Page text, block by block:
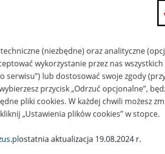
składanie wniosków i otrzymywanie
zadawanie pytań i otrzymywanie
Jeśli jesteś osobą ubezpieczoną (np.
możesz sprawdzić swoje dane
masz dostęp do informacji o stanie
masz dostęp do informacji o
Jeśli jesteś płatnikiem składek (np.
możesz skorzystać z aplikacji
ubezpieczeń, wypełnisz i
ZUS,
możesz złożyć wniosek o wydanie
(niezbędne) oraz analityczne
wykorzystanie przez nas
serwisu”) lub dostosować swoje zgody
przycisk „Odrzuć opcjonalne”,
pliki cookies. W każdej chwili możesz
„Ustawienia plików cookies” w stopce.
ostatnia aktualizacja 19.08.2024 r.